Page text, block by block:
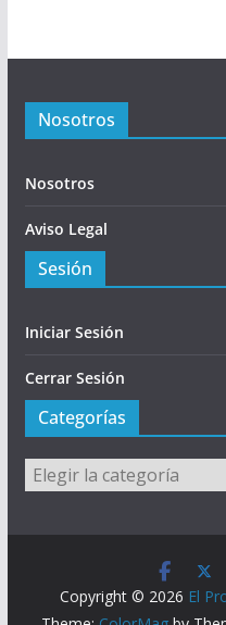
Nosotros
Nosotros
Aviso Legal
Sesión
Iniciar Sesión
Cerrar Sesión
Categorías
Categorías
Copyright © 2026 El